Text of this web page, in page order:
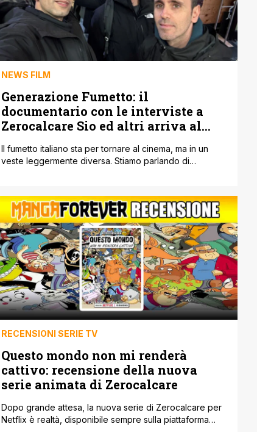
NEWS FILM
Generazione Fumetto: il
documentario con le interviste a
Zerocalcare Sio ed altri arriva al
Il fumetto italiano sta per tornare al cinema, ma in un
veste leggermente diversa. Stiamo parlando di
esplorare la situazione del panorama italiano. Il film,
prodotto e distribuito da Valmyn di Alessandro Tiberio e
scritto e diretto da Omar Rashid, [']
RECENSIONI SERIE TV
Questo mondo non mi renderà
cattivo: recensione della nuova
serie animata di Zerocalcare
Dopo grande attesa, la nuova serie di Zerocalcare per
Netflix è realtà, disponibile sempre sulla piattaforma